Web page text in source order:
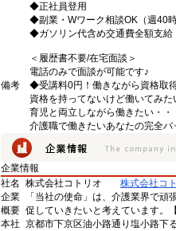
◆正社員登用
◆副業・Wワーク相談OK（週40時
◆ガソリン代含め交通費全額支給
＜履歴書不要/在宅面談＞
電話のみで面談が可能です♪
備考
◆受講料0円！働きながら資格取
資格を持ってないけど働いてみ
育児と両立しながら働きたい・・
介護職で働きたいあなたの完全
企業情報
社名
株式会社コトリオ
株式会社コ
企業
概要
「当社の使命」は、介護業界で
促していきたいと考えています
本社 京都市下京区油小路通り塩小路